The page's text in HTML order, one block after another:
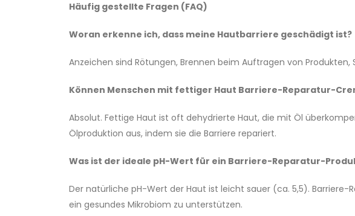
Häufig gestellte Fragen (FAQ)
Woran erkenne ich, dass meine Hautbarriere geschädigt ist?
Anzeichen sind Rötungen, Brennen beim Auftragen von
Können Menschen mit fettiger Haut Barriere-Reparatur-
Absolut. Fettige Haut ist oft dehydrierte Haut, die mit Öl
Ölproduktion aus, indem sie die Barriere repariert.
Was ist der ideale pH-Wert für ein Barriere-Reparatur-
Der natürliche pH-Wert der Haut ist leicht sauer (ca. 5,5).
ein gesundes Mikrobiom zu unterstützen.